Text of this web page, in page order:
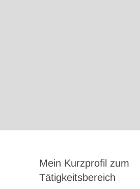
Mein Kurzprofil zum
Tätigkeitsbereich